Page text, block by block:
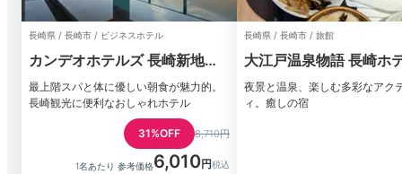
長崎県 / 長崎市 / ビジネスホテル
カンデオホテルズ 長崎新地中
華街
最上階スパと体に優しい朝食が魅力的。
長崎観光に便利なおしゃれホテル
31%OFF 8,710円
1名あたり 参考価格6,010
長崎県 / 長崎市 / 旅館
大江戸温泉物語 長崎ホ
風
夜景と温泉、楽しむ多彩なアク
ィ。癒しの宿